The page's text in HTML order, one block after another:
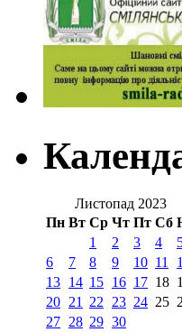
Листопад 2023
Пн Вт Ср Чт Пт Сб
1
2 3 4
6
7 8 9 10 11
13 14 15 16 17 18
20 21 22 23 24 25
27 28 29 30